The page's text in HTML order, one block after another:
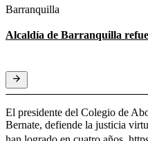
Barranquilla
Alcaldía de Barranquilla
El presidente del Colegio de
Bernate, defiende la justicia